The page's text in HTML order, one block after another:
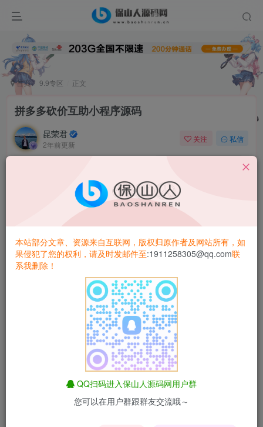
首页 9.9专区 正文
拼多多砍价互助小程序源码
昆荣君
2年前更新
关注 私信
备案域名、服务器或者虚拟空间、ssl
2、修改post1~4.php中的id和key
3、在pay/cert放入微信商户证书文件
4、修改pay/api.php文件的商户号
1、请修改config/comm/connect.php数据库链接地址
2、修改api/shenghe.php中的xxxx改为服务端域名
账号admin 密码123456 安全码123456
本站部分文章、资源来自互联网，版权归原作者及网站所有，如
果侵犯了您的权利，请及时发邮件至:1911258305@qq.com联
系我删除！
QQ扫码进入保山人源码网用户群
您可以在用户群跟群友交流哦～